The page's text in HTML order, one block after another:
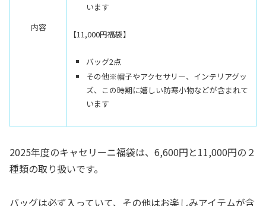
内容
います
【11,000円福袋】
バッグ2点
その他※帽子やアクセサリー、インテリアグッ
ズ、この時期に嬉しい防寒小物などが含まれて
います
2025年度のキャセリーニ福袋は、6,600円と11,000円の２
種類の取り扱いです。
バッグは必ず入っていて、その他はお楽しみアイテムが含